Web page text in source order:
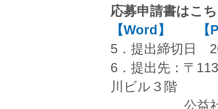
応募申請書はこ
【Word】
5．提出締切日
6．提出先：〒
川ビル３階
公益社団法